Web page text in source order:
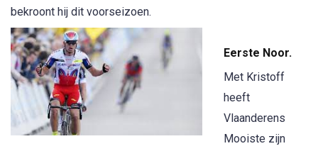
bekroont hij dit voorseizoen.
Eerste Noor.
Met Kristoff
heeft
Vlaanderens
Mooiste zijn